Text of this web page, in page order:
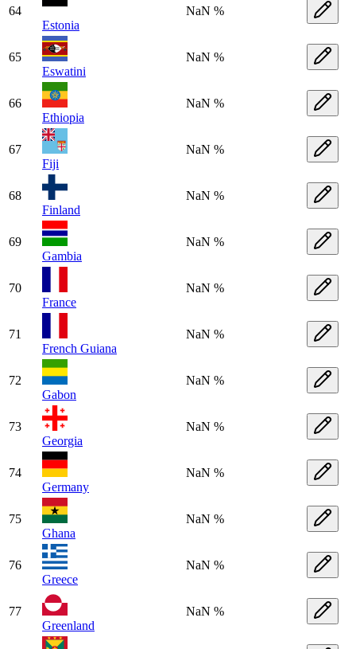
64
Estonia
NaN %
65
Eswatini
NaN %
66
Ethiopia
NaN %
67
Fiji
NaN %
68
Finland
NaN %
69
Gambia
NaN %
70
France
NaN %
71
French Guiana
NaN %
72
Gabon
NaN %
73
Georgia
NaN %
74
Germany
NaN %
75
Ghana
NaN %
76
Greece
NaN %
77
Greenland
NaN %